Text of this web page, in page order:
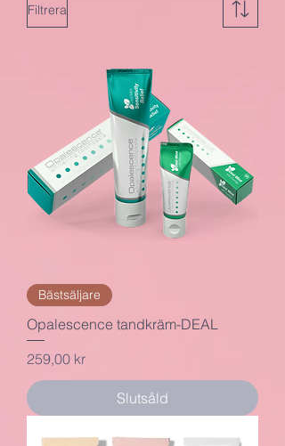
Filtrera
Bästsäljare
Opalescence tandkräm-DEAL
Pris
259,00 kr
Slutsåld